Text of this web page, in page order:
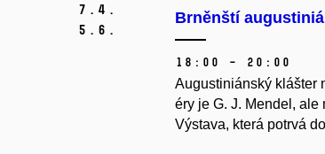
7. 4.
5. 6.
Brněnští
18:00 – 20:00
Augustiniánský klášter
éry je G. J. Mendel, ale
Výstava, která potrvá